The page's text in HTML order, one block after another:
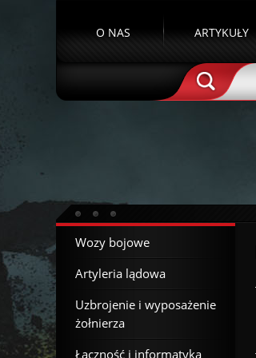
O NAS ARTYKUŁY
Wozy bojowe
Artyleria lądowa
Uzbrojenie i wyposażenie
żołnierza
Łączność i informatyka